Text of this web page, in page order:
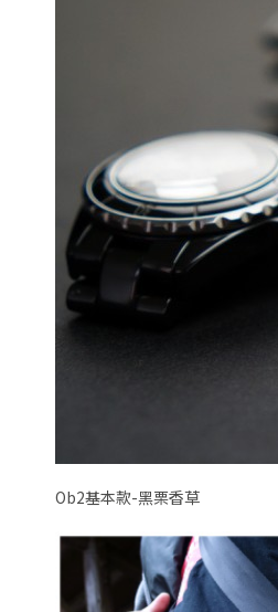
Ob2基本款-黑栗香草